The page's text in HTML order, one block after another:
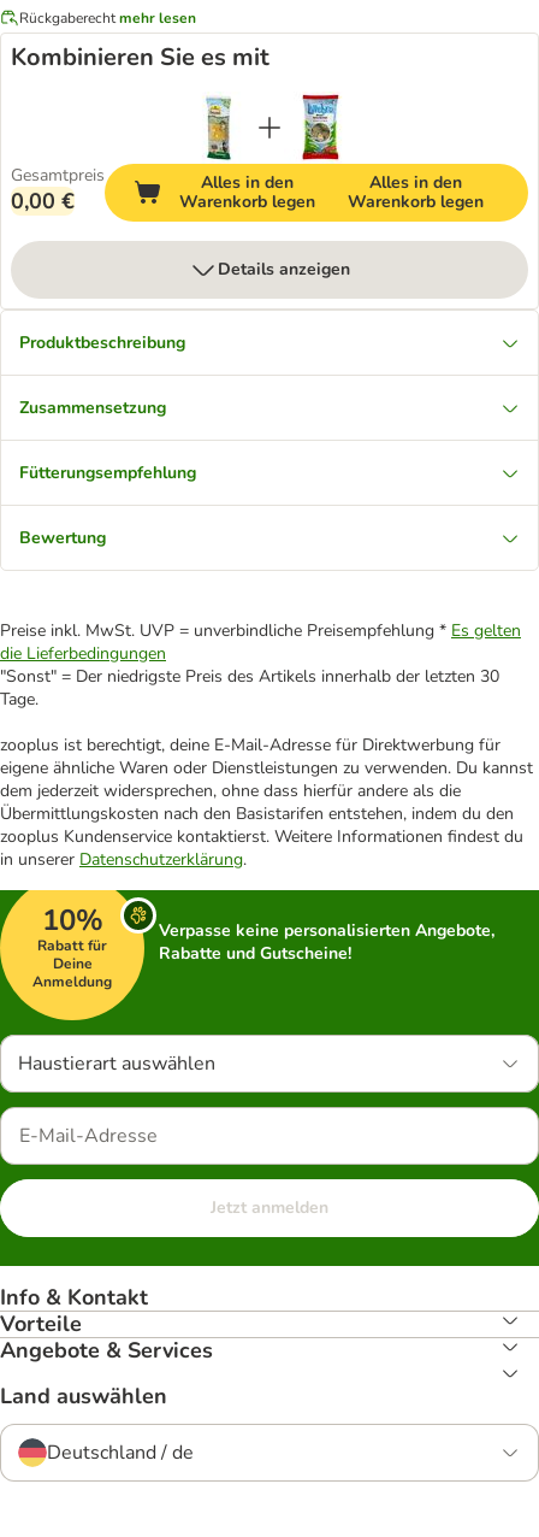
Rückgaberechtmehr lesen
Kombinieren Sie es mit
Gesamtpreis
0,00 €
Alles in den
Warenkorb legen
Alles in den
Warenkorb legen
Details anzeigen
Produktbeschreibung
Zusammensetzung
Fütterungsempfehlung
Bewertung
Preise inkl. MwSt. UVP = unverbindliche Preisempfehlung * Es gelten
die Lieferbedingungen
"Sonst" = Der niedrigste Preis des Artikels innerhalb der letzten 30
Tage.
zooplus ist berechtigt, deine E-Mail-Adresse für Direktwerbung für
eigene ähnliche Waren oder Dienstleistungen zu verwenden. Du kannst
dem jederzeit widersprechen, ohne dass hierfür andere als die
Übermittlungskosten nach den Basistarifen entstehen, indem du den
zooplus Kundenservice kontaktierst. Weitere Informationen findest du
in unserer Datenschutzerklärung.
10%
Rabatt für
Deine
Anmeldung
Verpasse keine personalisierten Angebote,
Rabatte und Gutscheine!
Haustierart auswählen
Jetzt anmelden
Info & Kontakt
Vorteile
Angebote & Services
Land auswählen
Deutschland / de